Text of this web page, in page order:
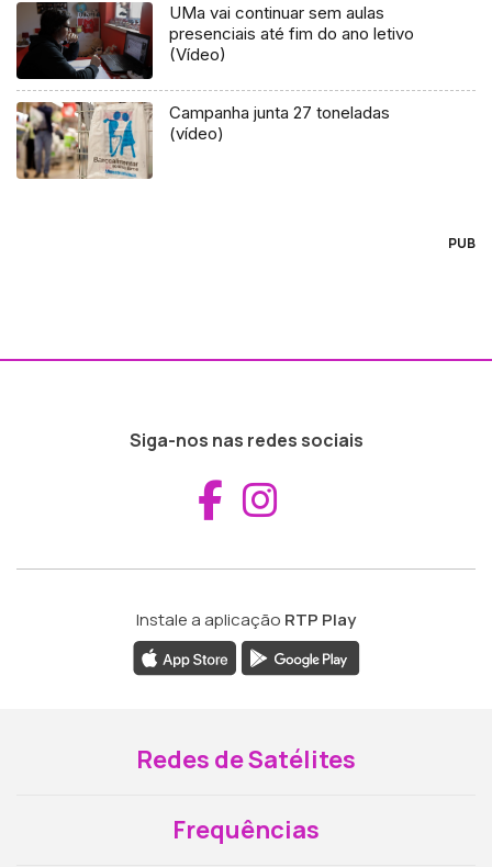
UMa vai continuar sem aulas
presenciais até fim do ano letivo
(Vídeo)
Campanha junta 27 toneladas
(vídeo)
PUB
Siga-nos nas redes sociais
Aceder ao
Instale a aplicação RTP Play
Redes de Satélites
Frequências